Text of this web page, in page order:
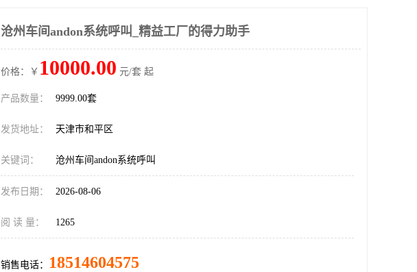
沧州车间andon系统呼叫_精益工厂的得力助手
价格：￥ 10000.00 元/套 起
产品数量： 9999.00套
发货地址： 天津市和平区
关键词： 沧州车间andon系统呼叫
发布日期： 2026-08-06
阅 读 量： 1265
销售电话： 18514604575